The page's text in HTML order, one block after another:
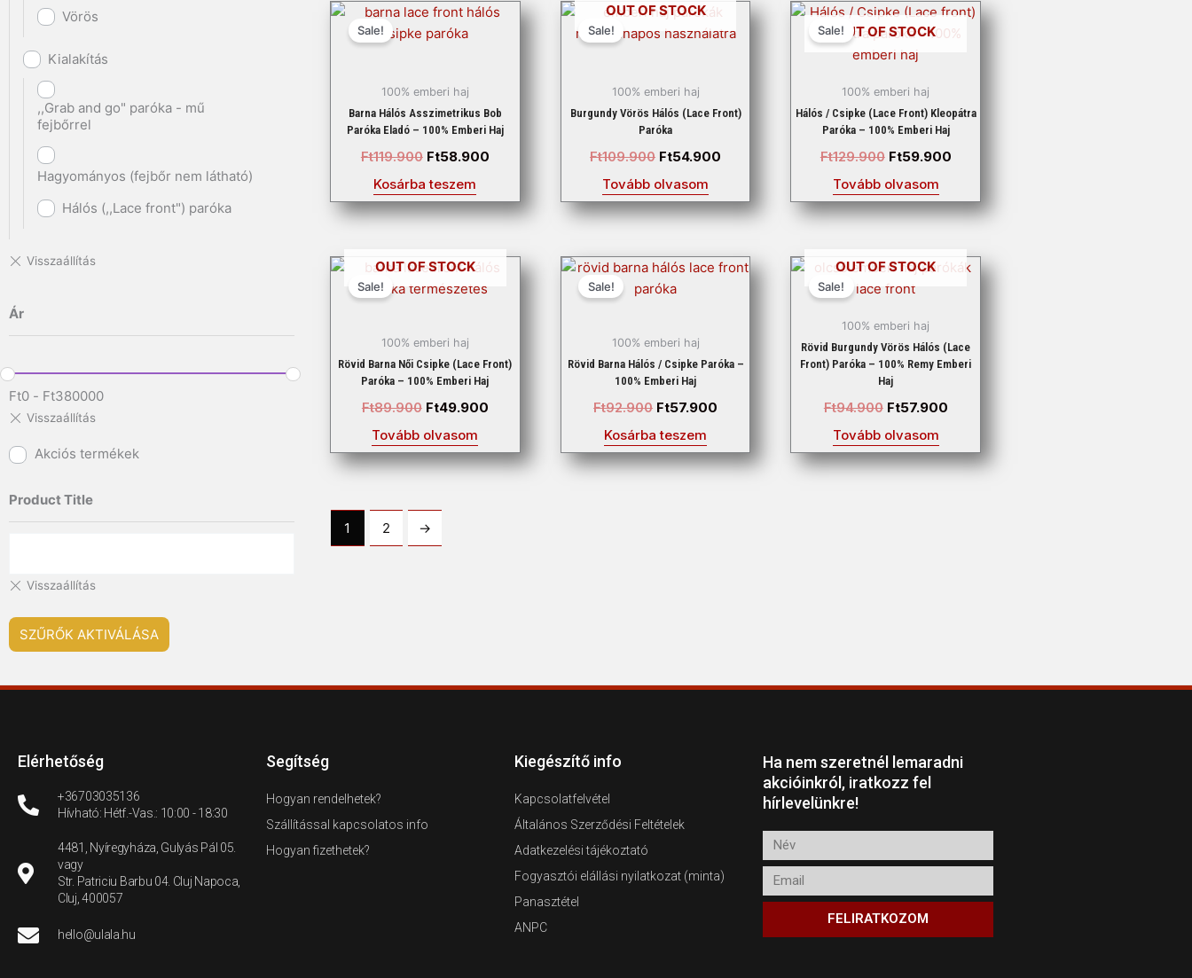
Vörös
Kialakítás
,,Grab and go" paróka - mű
fejbőrrel
Hagyományos (fejbőr nem látható)
Hálós (,,Lace front") paróka
Ár
Ft0 - Ft380000
Akciós termékek
Product Title
SZŰRŐK AKTIVÁLÁSA
Sale!
100% emberi haj
Barna Hálós Asszimetrikus Bob
Paróka Eladó – 100% Emberi Haj
Ft119.900
Original
price
Ft58.900
Current
Kosárba teszem
OUT OF STOCK
Sale!
100% emberi haj
Burgundy Vörös Hálós (lace Front)
Paróka
Ft109.900
Original
price
Ft54.900
Current
price
Tovább olvasom
OUT OF STOCK
Sale!
100% emberi haj
Hálós / Csipke (Lace Front) Kleopátra
Paróka – 100% Emberi Haj
Ft129.900
Original
price
was:
Ft59.900
Current
price
Tovább olvasom
OUT OF STOCK
Sale!
100% emberi haj
Rövid Barna Női Csipke (Lace Front)
Paróka – 100% Emberi Haj
Ft89.900
Original
price
Ft49.900
Current
Tovább olvasom
Sale!
100% emberi haj
Rövid Barna Hálós / Csipke Paróka –
100% Emberi Haj
Ft92.900
Original
price
Ft57.900
Current
Kosárba teszem
OUT OF STOCK
Sale!
100% emberi haj
Rövid Burgundy Vörös Hálós (Lace
Front) Paróka – 100% Remy Emberi
Haj
Ft94.900
Original
price
Ft94.900.
Ft57.900
Current
Tovább olvasom
1 2 →
Elérhetőség
+36703035136
Hívható: Hétf.-Vas.: 10:00 - 18:30
4481, Nyíregyháza, Gulyás Pál 05.
vagy
Str. Patriciu Barbu 04. Cluj Napoca,
Cluj, 400057
hello@ulala.hu
Segítség
Hogyan rendelhetek?
Szállítással kapcsolatos info
Hogyan fizethetek?
Kiegészítő info
Kapcsolatfelvétel
Általános Szerződési Feltételek
Adatkezelési tájékoztató
Fogyasztói elállási nyilatkozat (minta)
Panasztétel
ANPC
Ha nem szeretnél lemaradni
akcióinkról, iratkozz fel
hírlevelünkre!
Név
Email
FELIRATKOZOM